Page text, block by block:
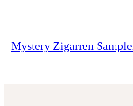
Mystery Zigarren